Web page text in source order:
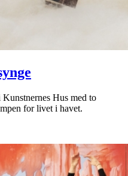
Hus med to
for livet i havet.